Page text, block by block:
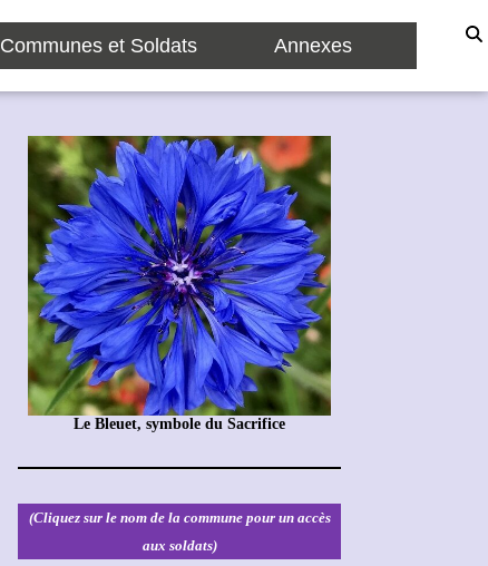
Communes et Soldats Annexes
Le Bleuet, symbole du Sacrifice
(Cliquez sur le nom de la commune pour un accès
aux soldats)